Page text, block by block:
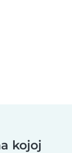
kojoj